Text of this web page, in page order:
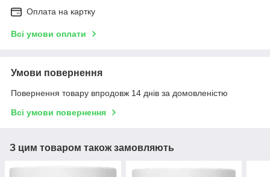
Оплата на картку
Всі умови оплати
Умови повернення
Повернення товару впродовж 14 днів за домовленістю
Всі умови повернення
З цим товаром також замовляють